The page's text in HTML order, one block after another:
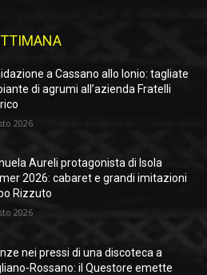
a Cassano allo Ionio: tagliate
di agrumi all’azienda Fratelli
2026
Aureli protagonista di Isola
2026: cabaret e grandi imitazioni
Rizzuto
2026
nei pressi di una discoteca a
Rossano: il Questore emette